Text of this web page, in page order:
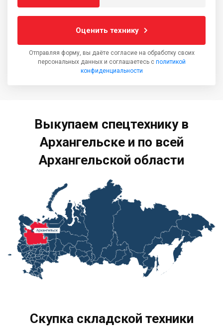
Оценить технику
Отправляя форму, вы даёте согласие на обработку своих
персональных данных и соглашаетесь с политикой
конфиденциальности
Выкупаем спецтехнику в
Архангельске и по всей
Архангельской области
Скупка складской техники